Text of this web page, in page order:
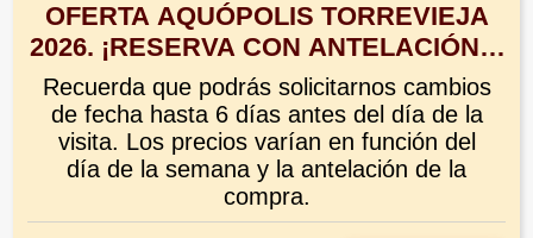
OFERTA AQUÓPOLIS TORREVIEJA
2026. ¡RESERVA CON ANTELACIÓN Y
CONSIGUE TUS ENTRADAS CON UN
HASTA 35% DE DESCUENTO!
Recuerda que podrás solicitarnos cambios
de fecha hasta 6 días antes del día de la
visita. Los precios varían en función del
día de la semana y la antelación de la
compra.